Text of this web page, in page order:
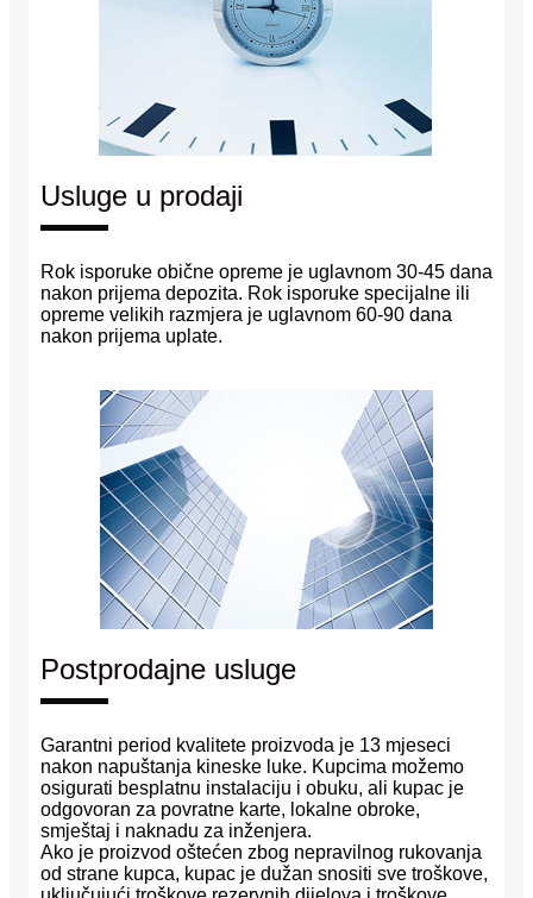
Usluge u prodaji
Rok isporuke obične opreme je uglavnom 30-45 dana
nakon prijema depozita. Rok isporuke specijalne ili
opreme velikih razmjera je uglavnom 60-90 dana
nakon prijema uplate.
Postprodajne usluge
Garantni period kvalitete proizvoda je 13 mjeseci
nakon napuštanja kineske luke. Kupcima možemo
osigurati besplatnu instalaciju i obuku, ali kupac je
odgovoran za povratne karte, lokalne obroke,
smještaj i naknadu za inženjera.
Ako je proizvod oštećen zbog nepravilnog rukovanja
od strane kupca, kupac je dužan snositi sve troškove,